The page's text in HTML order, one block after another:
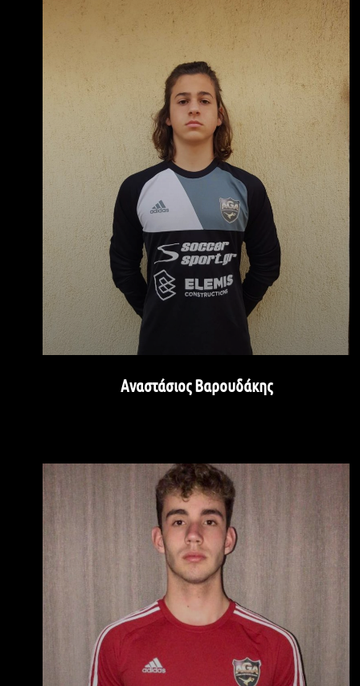
Αναστάσιος Βαρουδάκης